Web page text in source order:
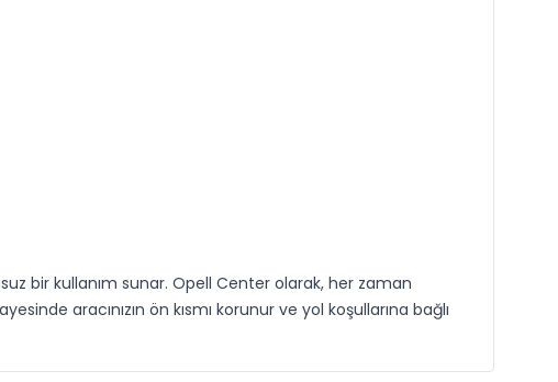
bir kullanım sunar. Opell Center olarak, her zaman
aracınızın ön kısmı korunur ve yol koşullarına bağlı